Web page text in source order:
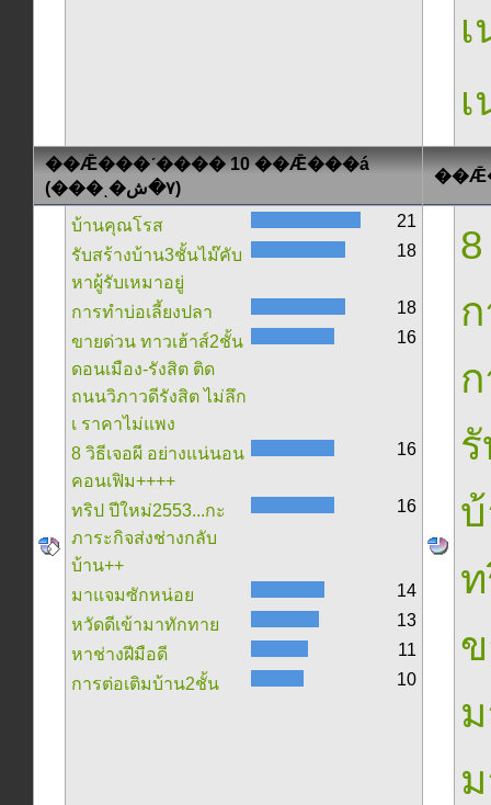
เ
เ
��Ǣ���ʹ���� 10 ��Ǣ���á
(���ͺ�٧�ش)
บ้านคุณโรส
21
รับสร้างบ้าน3ชั้นไม๊คับ
หาผู้รับเหมาอยู่
18
การทำบ่อเลี้ยงปลา
18
ขายด่วน ทาวเฮ้าส์2ชั้น
ดอนเมือง-รังสิต ติด
ถนนวิภาวดีรังสิต ไม่ลึก
เ ราคาไม่แพง
16
8 วิธีเจอผี อย่างแน่นอน
คอนเฟิม++++
16
ทริป ปีใหม่2553...กะ
ภาระกิจส่งช่างกลับ
บ้าน++
16
มาแจมซักหน่อย
14
หวัดดีเข้ามาทักทาย
13
หาช่างฝีมือดี
11
การต่อเติมบ้าน2ชั้น
10